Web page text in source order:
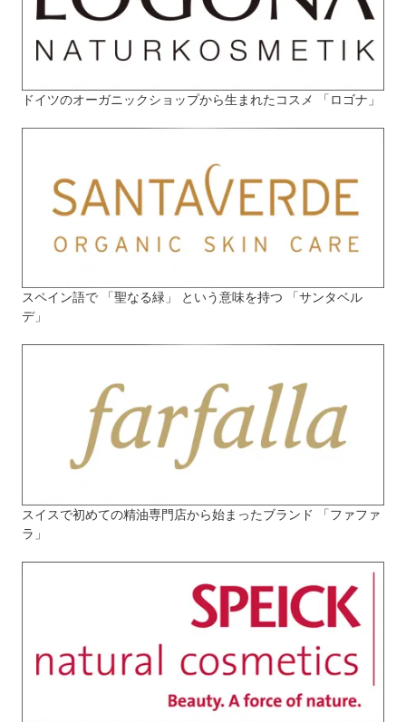
ドイツのオーガニックショップから生まれたコスメ 「ロゴナ」
スペイン語で 「聖なる緑」 という意味を持つ 「サンタベル
デ」
スイスで初めての精油専門店から始まったブランド 「ファファ
ラ」